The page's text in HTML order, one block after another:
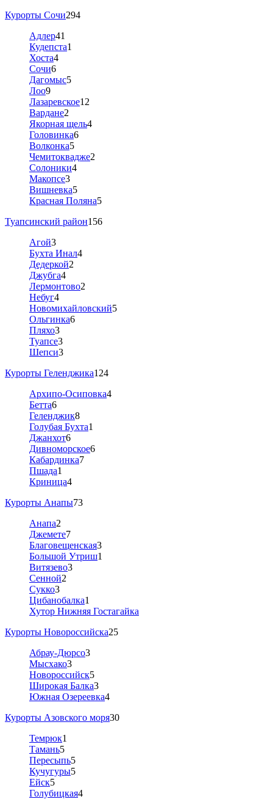
Курорты Сочи294
Адлер41
Кудепста1
Хоста4
Сочи6
Дагомыс5
Лоо9
Лазаревское12
Вардане2
Якорная щель4
Головинка6
Волконка5
Чемитоквадже2
Солоники4
Макопсе3
Вишневка5
Красная Поляна5
Туапсинский район156
Агой3
Бухта Инал4
Дедеркой2
Джубга4
Лермонтово2
Небуг4
Новомихайловский5
Ольгинка6
Пляхо3
Туапсе3
Шепси3
Курорты Геленджика124
Архипо-Осиповка4
Бетта6
Геленджик8
Голубая Бухта1
Джанхот6
Дивноморское6
Кабардинка7
Пшада1
Криница4
Курорты Анапы73
Анапа2
Джемете7
Благовещенская3
Большой Утриш1
Витязево3
Сенной2
Сукко3
Цибанобалка1
Хутор Нижняя Гостагайка
Курорты Новороссийска25
Абрау-Дюрсо3
Мысхако3
Новороссийск5
Широкая Балка3
Южная Озереевка4
Курорты Азовского моря30
Темрюк1
Тамань5
Пересыпь5
Кучугуры5
Ейск5
Голубицкая4